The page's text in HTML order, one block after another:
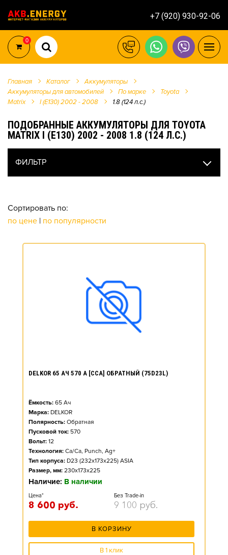
+7 (920) 930-92-06
0
Главная Каталог
Аккумуляторы
Аккумуляторы для автомобилей
По марке
Toyota
Matrix
I (E130) 2002 - 2008 1.8 (124 л.с.)
ПОДОБРАННЫЕ АККУМУЛЯТОРЫ ДЛЯ TOYOTA
MATRIX I (E130) 2002 - 2008 1.8 (124 Л.С.)
ФИЛЬТР
Сортировать по:
по цене | по популярности
DELKOR 65 АЧ 570 А [CCA] ОБРАТНЫЙ (75D23L)
Ёмкость: 65 Ач
Марка: DELKOR
Полярность: Обратная
Пусковой ток: 570
Вольт: 12
Технология: Ca/Ca, Punch, Ag+
Тип корпуса: D23 (232x173x225) ASIA
Размер, мм: 230x173x225
Наличие: В наличии
Цена*
8 600 руб.
Без Trade-in
9 100 руб.
В КОРЗИНУ
В 1 клик